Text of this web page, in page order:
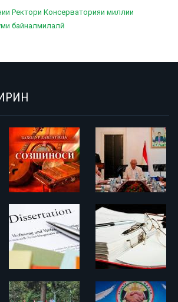
Ректори Консерваторияи миллии
байналмилалӣ